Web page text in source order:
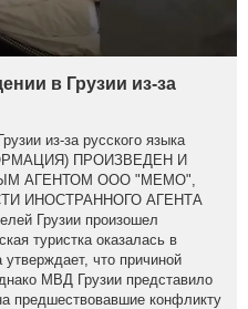
в Грузии из-за
из-за русского языка
ПРОИЗВЕДЕН И
АГЕНТОМ ООО "МЕМО",
ИНОСТРАННОГО АГЕНТА
Грузии произошел
туристка оказалась в
что причиной
МВД Грузии представило
предшествовавшие конфликту